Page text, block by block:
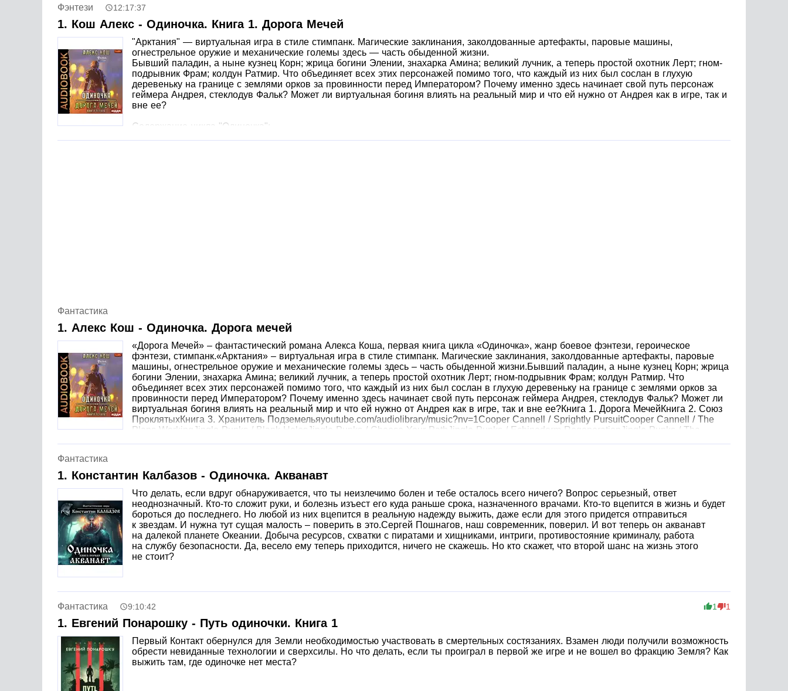
Фэнтези 12:17:37
1. Кош Алекс - Одиночка. Книга 1. Дорога Мечей
"Арктания" — виртуальная игра в стиле стимпанк. Магические заклинания, заколдованные артефакты, паровые машины,
огнестрельное оружие и механические големы здесь — часть обыденной жизни.
Бывший паладин, а ныне кузнец Корн; жрица богини Элении, знахарка Амина; великий лучник, а теперь простой охотник Лерт; гном-
подрывник Фрам; колдун Ратмир. Что объединяет всех этих персонажей помимо того, что каждый из них был сослан в глухую
деревеньку на границе с землями орков за провинности перед Императором? Почему именно здесь начинает свой путь персонаж
геймера Андрея, стеклодув Фальк? Может ли виртуальная богиня влиять на реальный мир и что ей нужно от Андрея как в игре, так и
вне ее?
Содержание цикла "Одиночка":
Фантастика
1. Алекс Кош - Одиночка. Дорога мечей
«Дорога Мечей» – фантастический романа Алекса Коша, первая книга цикла «Одиночка», жанр боевое фэнтези, героическое
фэнтези, стимпанк.«Арктания» – виртуальная игра в стиле стимпанк. Магические заклинания, заколдованные артефакты, паровые
машины, огнестрельное оружие и механические големы здесь – часть обыденной жизни.Бывший паладин, а ныне кузнец Корн; жрица
богини Элении, знахарка Амина; великий лучник, а теперь простой охотник Лерт; гном-подрывник Фрам; колдун Ратмир. Что
объединяет всех этих персонажей помимо того, что каждый из них был сослан в глухую деревеньку на границе с землями орков за
провинности перед Императором? Почему именно здесь начинает свой путь персонаж геймера Андрея, стеклодув Фальк? Может ли
виртуальная богиня влиять на реальный мир и что ей нужно от Андрея как в игре, так и вне ее?Книга 1. Дорога МечейКнига 2. Союз
ПроклятыхКнига 3. Хранитель Подземельяyoutube.com/audiolibrary/music?nv=1Cooper Cannell / Sprightly PursuitCooper Cannell / The
Plans WorkingJingle Punks / Blank HolesJingle Punks / Choose Your PathJingle Punks / Echinoderm RegenerationJingle Punks / The
Фантастика
1. Константин Калбазов - Одиночка. Акванавт
Что делать, если вдруг обнаруживается, что ты неизлечимо болен и тебе осталось всего ничего? Вопрос серьезный, ответ
неоднозначный. Кто-то сложит руки, и болезнь изъест его куда раньше срока, назначенного врачами. Кто-то вцепится в жизнь и будет
бороться до последнего. Но любой из них вцепится в реальную надежду выжить, даже если для этого придется отправиться
к звездам. И нужна тут сущая малость – поверить в это.Сергей Пошнагов, наш современник, поверил. И вот теперь он акванавт
на далекой планете Океании. Добыча ресурсов, схватки с пиратами и хищниками, интриги, противостояние криминалу, работа
на службу безопасности. Да, весело ему теперь приходится, ничего не скажешь. Но кто скажет, что второй шанс на жизнь этого
не стоит?
Фантастика 9:10:42 1 1
1. Евгений Понарошку - Путь одиночки. Книга 1
Первый Контакт обернулся для Земли необходимостью участвовать в смертельных состязаниях. Взамен люди получили возможность
обрести невиданные технологии и сверхсилы. Но что делать, если ты проиграл в первой же игре и не вошел во фракцию Земля? Как
выжить там, где одиночке нет места?